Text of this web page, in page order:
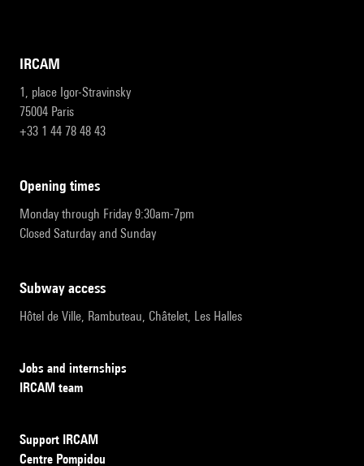
IRCAM
1, place Igor-Stravinsky
75004 Paris
+33 1 44 78 48 43
opening times
Monday through Friday 9:30am-7pm
Closed Saturday and Sunday
subway access
Hôtel de Ville, Rambuteau, Châtelet, Les Halles
Jobs and internships
IRCAM team
Support IRCAM
Centre Pompidou